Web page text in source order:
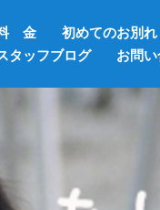
金 初めてのお別れ
タッフブログ
お問